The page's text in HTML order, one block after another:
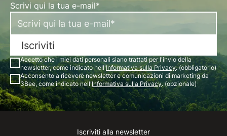
Scrivi qui la tua e-mail*
Iscriviti
Accetto che i miei dati personali siano trattati per l'invio della
newsletter, come indicato nell'Informativa sulla Privacy. (obbligatorio)
Acconsento a ricevere newsletter e comunicazioni di marketing da
3Bee, come indicato nell'Informativa sulla Privacy. (opzionale)
Instagram
Facebook
Linkedin
Youtube
Iscriviti alla newsletter